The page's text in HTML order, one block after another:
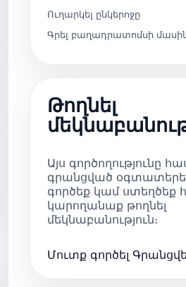
Ուղարկել ընկերոջը
Գրել բաղադրատոմսի
Թողնել
Այս գործողությունը
գրանցված
գործեք կամ ստեղծեք
կարողանաք թողնել
մեկնաբանություն։
Մուտք գործել